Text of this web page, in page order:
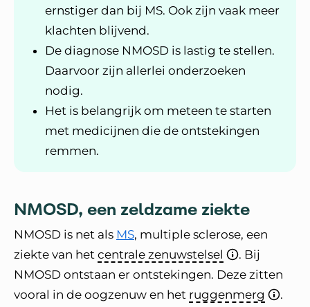
ernstiger dan bij MS. Ook zijn vaak meer
klachten blijvend.
De diagnose NMOSD is lastig te stellen.
Daarvoor zijn allerlei onderzoeken
nodig.
Het is belangrijk om meteen te starten
met medicijnen die de ontstekingen
remmen.
NMOSD, een zeldzame ziekte
NMOSD is net als MS, multiple sclerose, een
ziekte van het centrale zenuwstelsel
. Bij
NMOSD ontstaan er ontstekingen. Deze zitten
vooral in de oogzenuw en het ruggenmerg
.